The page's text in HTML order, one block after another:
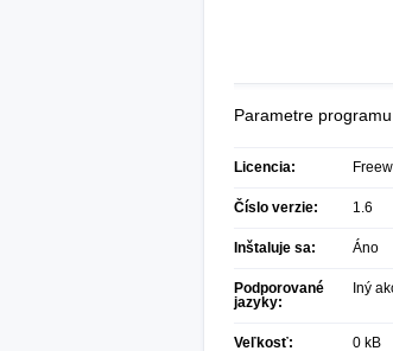
Parametre programu
Licencia:
Číslo verzie: 1.6
Inštaluje sa: Áno
Podporované
jazyky:
Iný
Veľkosť: 0 kB